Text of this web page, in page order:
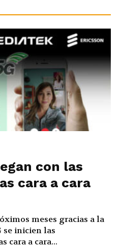
con las
cara a cara
meses gracias a la
se inicien las
cara a cara...